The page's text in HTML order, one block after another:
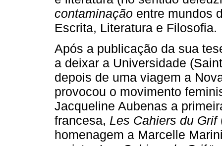
contaminação entre mundos
Escrita, Literatura e Filosofia.
Após a publicação da sua
a deixar a Universidade
depois de uma viagem a
provocou o movimento
Jacqueline Aubenas a
francesa, Les Cahiers du Grif
homenagem a Marcelle